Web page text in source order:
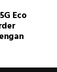
Eco